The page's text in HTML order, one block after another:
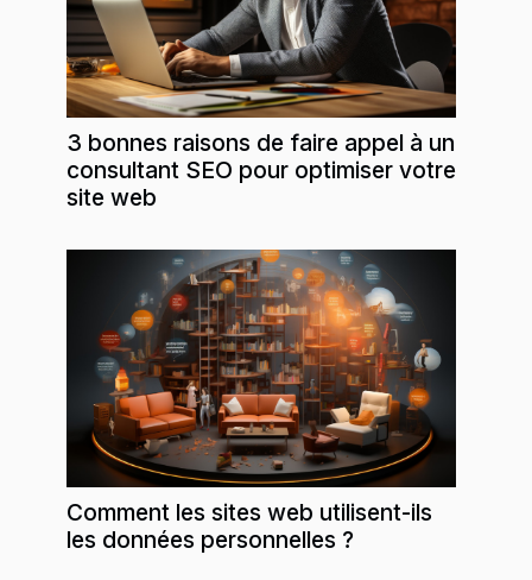
3 bonnes raisons de faire appel à un
consultant SEO pour optimiser votre
site web
Comment les sites web utilisent-ils
les données personnelles ?